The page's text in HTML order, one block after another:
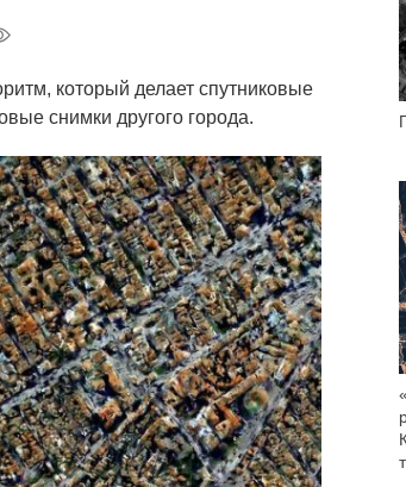
который делает спутниковые
снимки другого города.